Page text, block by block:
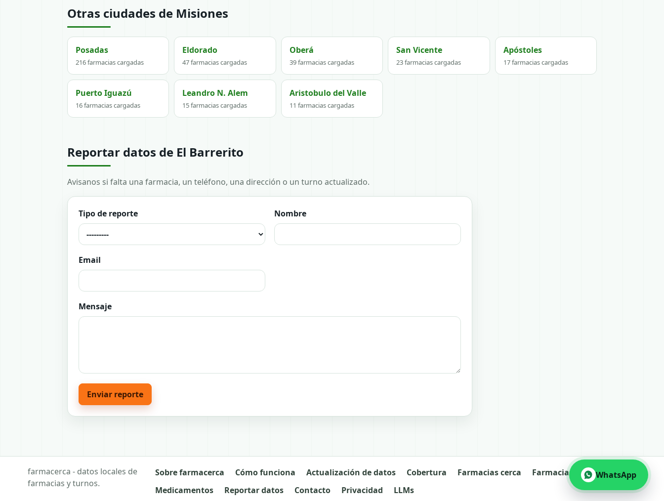
Otras ciudades de Misiones
Posadas
216 farmacias cargadas
Eldorado
47 farmacias cargadas
Oberá
39 farmacias cargadas
San Vicente
23 farmacias cargadas
Apóstoles
17 farmacias cargadas
Puerto Iguazú
16 farmacias cargadas
Leandro N. Alem
15 farmacias cargadas
Aristobulo del Valle
11 farmacias cargadas
Reportar datos de El Barrerito
Avisanos si falta una farmacia, un teléfono, una dirección o un turno actualizado.
Tipo de reporte Nombre
Email
Mensaje
Enviar reporte
WhatsApp
farmacerca - datos locales de
farmacias y turnos.
Sobre farmacerca Cómo funciona Actualización de datos Cobertura Farmacias cerca
Farmacias abiertas
Medicamentos
Reportar datos Contacto Privacidad LLMs